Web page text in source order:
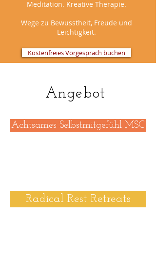
Meditation. Kreative Therapie.
Wege zu Bewusstheit, Freude und
Leichtigkeit.
Kostenfreies Vorgespräch buchen
Angebot
Achtsames Selbstmitgefühl MSC
Radical Rest Retreats